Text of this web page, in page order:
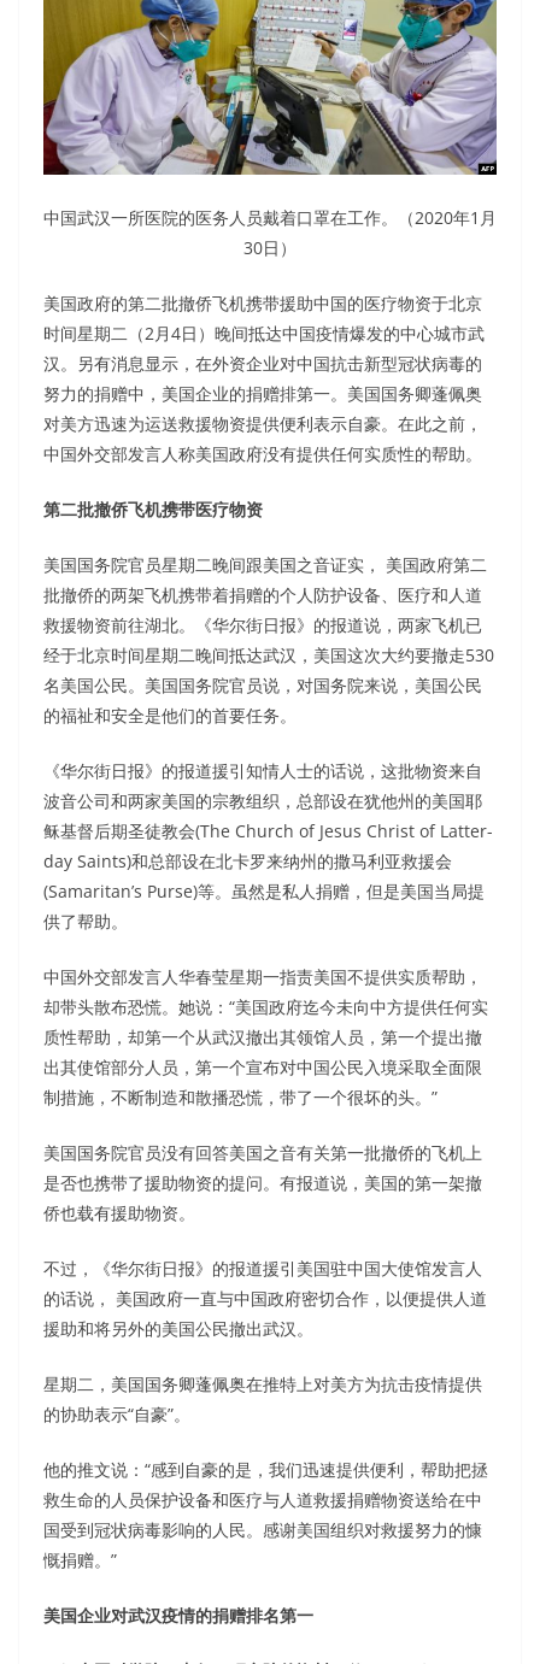
中国武汉一所医院的医务人员戴着口罩在工作。（2020年1月
30日）
美国政府的第二批撤侨飞机携带援助中国的医疗物资于北京
时间星期二（2月4日）晚间抵达中国疫情爆发的中心城市武
汉。另有消息显示，在外资企业对中国抗击新型冠状病毒的
努力的捐赠中，美国企业的捐赠排第一。美国国务卿蓬佩奥
对美方迅速为运送救援物资提供便利表示自豪。在此之前，
中国外交部发言人称美国政府没有提供任何实质性的帮助。
第二批撤侨飞机携带医疗物资
美国国务院官员星期二晚间跟美国之音证实， 美国政府第二
批撤侨的两架飞机携带着捐赠的个人防护设备、医疗和人道
救援物资前往湖北。《华尔街日报》的报道说，两家飞机已
经于北京时间星期二晚间抵达武汉，美国这次大约要撤走530
名美国公民。美国国务院官员说，对国务院来说，美国公民
的福祉和安全是他们的首要任务。
《华尔街日报》的报道援引知情人士的话说，这批物资来自
波音公司和两家美国的宗教组织，总部设在犹他州的美国耶
稣基督后期圣徒教会(The Church of Jesus Christ of Latter-
day Saints)和总部设在北卡罗来纳州的撒马利亚救援会
(Samaritan’s Purse)等。虽然是私人捐赠，但是美国当局提
供了帮助。
中国外交部发言人华春莹星期一指责美国不提供实质帮助，
却带头散布恐慌。她说：“美国政府迄今未向中方提供任何实
质性帮助，却第一个从武汉撤出其领馆人员，第一个提出撤
出其使馆部分人员，第一个宣布对中国公民入境采取全面限
制措施，不断制造和散播恐慌，带了一个很坏的头。”
美国国务院官员没有回答美国之音有关第一批撤侨的飞机上
是否也携带了援助物资的提问。有报道说，美国的第一架撤
侨也载有援助物资。
不过，《华尔街日报》的报道援引美国驻中国大使馆发言人
的话说， 美国政府一直与中国政府密切合作，以便提供人道
援助和将另外的美国公民撤出武汉。
星期二，美国国务卿蓬佩奥在推特上对美方为抗击疫情提供
的协助表示“自豪”。
他的推文说：“感到自豪的是，我们迅速提供便利，帮助把拯
救生命的人员保护设备和医疗与人道救援捐赠物资送给在中
国受到冠状病毒影响的人民。感谢美国组织对救援努力的慷
慨捐赠。”
美国企业对武汉疫情的捐赠排名第一